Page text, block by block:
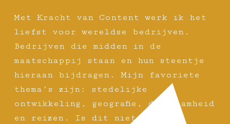
Met Kracht van Content werk ik het
liefst voor wereldse bedrijven.
Bedrijven die midden in de
maatschappij staan en hun steentje
hieraan bijdragen. Mijn favoriete
thema’s zijn: stedelijke
ontwikkeling, geografie, duurzaamheid
en reizen. Is dit niet jouw